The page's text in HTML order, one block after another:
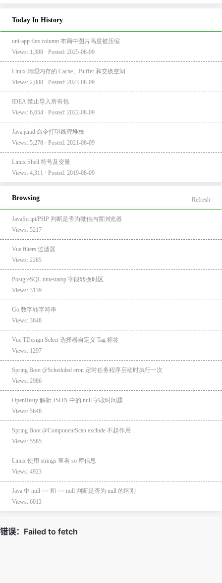
Today In History
uni-app flex column 布局中图片高度被压缩
Views: 1,388 · Posted: 2025-08-09
Linux 清理内存的 Cache、Buffer 和交换空间
Views: 2,088 · Posted: 2023-08-09
IDEA 禁止导入所有包
Views: 6,654 · Posted: 2022-08-09
Java jcmd 命令打印线程堆栈
Views: 5,278 · Posted: 2021-08-09
Linux Shell 符号及变量
Views: 4,311 · Posted: 2019-08-09
Browsing Refresh
JavaScript/PHP 判断是否为微信内置浏览器
Views: 5217
Vue filters 过滤器
Views: 2285
PostgreSQL timestamp 字段转换时区
Views: 3139
Go 数字转字符串
Views: 3648
Vue TDesign Select 选择器自定义 Tag 标签
Views: 1297
Spring Boot @Scheduled cron 定时任务程序启动时执行一次
Views: 2986
OpenResty 解析 JSON 中的 null 字段时问题
Views: 5648
Spring Boot @ComponentScan exclude 不起作用
Views: 5585
Linux 使用 strings 查看 so 库信息
Views: 4923
Java 中 null == 和 == null 判断是否为 null 的区别
Views: 6013